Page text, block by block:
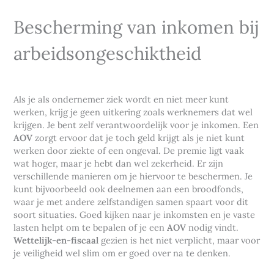
Bescherming van inkomen bij
arbeidsongeschiktheid
Als je als ondernemer ziek wordt en niet meer kunt
werken, krijg je geen uitkering zoals werknemers dat wel
krijgen. Je bent zelf verantwoordelijk voor je inkomen. Een
AOV zorgt ervoor dat je toch geld krijgt als je niet kunt
werken door ziekte of een ongeval. De premie ligt vaak
wat hoger, maar je hebt dan wel zekerheid. Er zijn
verschillende manieren om je hiervoor te beschermen. Je
kunt bijvoorbeeld ook deelnemen aan een broodfonds,
waar je met andere zelfstandigen samen spaart voor dit
soort situaties. Goed kijken naar je inkomsten en je vaste
lasten helpt om te bepalen of je eenAOV nodig vindt.
Wettelijk-en-fiscaal gezien is het niet verplicht, maar voor
je veiligheid wel slim om er goed over na te denken.